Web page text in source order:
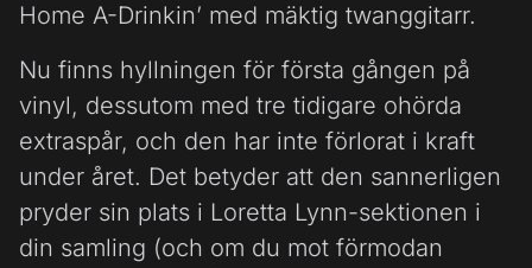
Home A-Drinkin’ med mäktig twanggitarr.
Nu finns hyllningen för första gången på
vinyl, dessutom med tre tidigare ohörda
extraspår, och den har inte förlorat i kraft
under året. Det betyder att den sannerligen
pryder sin plats i Loretta Lynn-sektionen i
din samling (och om du mot förmodan